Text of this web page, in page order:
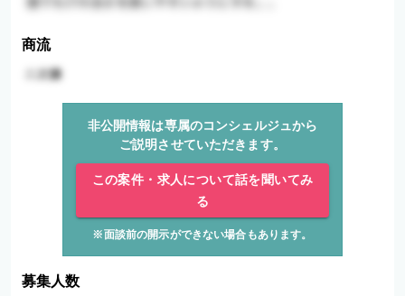
商流
非公開情報は専属のコンシェルジュから
ご説明させていただきます。
この案件・求人について話を聞いてみ
る
※面談前の開示ができない場合もあります。
募集人数